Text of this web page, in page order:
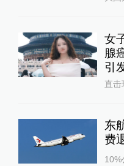
女
腺
引
直击
东
费
10%